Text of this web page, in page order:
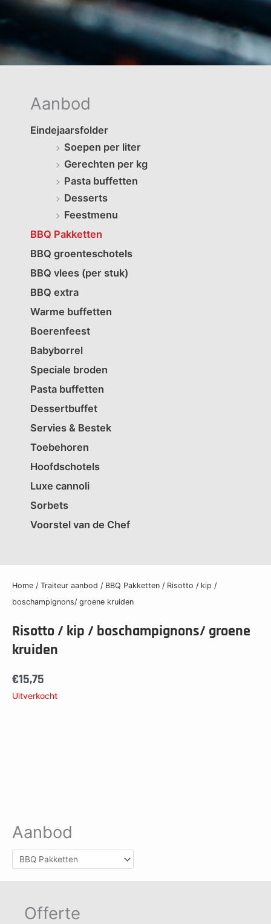
Aanbod
Eindejaarsfolder
Soepen per liter
Gerechten per kg
Pasta buffetten
Desserts
Feestmenu
BBQ Pakketten
BBQ groenteschotels
BBQ vlees (per stuk)
BBQ extra
Warme buffetten
Boerenfeest
Babyborrel
Speciale broden
Pasta buffetten
Dessertbuffet
Servies & Bestek
Toebehoren
Hoofdschotels
Luxe cannoli
Sorbets
Voorstel van de Chef
Home / Traiteur aanbod / BBQ Pakketten / Risotto / kip /
boschampignons/ groene kruiden
Risotto / kip / boschampignons/ groene
kruiden
€15,75
Uitverkocht
Aanbod
Offerte